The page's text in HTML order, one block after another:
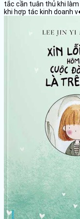
tắc cần tuân thủ khi
khi hợp tác kinh doanh